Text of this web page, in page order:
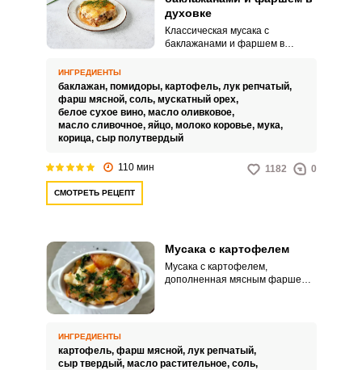
духовке
Классическая мусака с
баклажанами и фаршем в
аппетитно и привлекательно.
Изумительное угощение
достойно украсит любое
событие.
ИНГРЕДИЕНТЫ
баклажан, помидоры, картофель, лук репчатый,
фарш мясной, соль, мускатный орех,
белое сухое вино, масло оливковое,
масло сливочное, яйцо, молоко коровье, мука,
корица, сыр полутвердый
110 мин 1182 0
СМОТРЕТЬ РЕЦЕПТ
Мусака с картофелем
Мусака с картофелем,
дополненная мясным фаршем и
него картофель и мясной фарш
обжариваем по-отдельности.
ИНГРЕДИЕНТЫ
картофель, фарш мясной, лук репчатый,
сыр твердый, масло растительное, соль,